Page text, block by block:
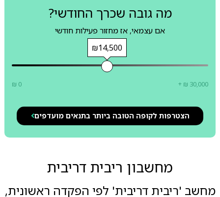
מה גובה שכרך החודשי?
אם עצמאי, אז מחזור פעילות חודשי
₪14,500
₪ 0 + ₪ 30,000
הצטרפות לקופה הטובה ביותר בתנאים מועדפים
מחשבון ריבית דריבית
מחשב 'ריבית דריבית' לפי הפקדה ראשונית,